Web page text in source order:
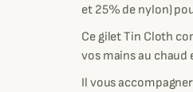
et 25% de nylon)
Ce gilet Tin Cloth
vos mains au chaud
Il vous